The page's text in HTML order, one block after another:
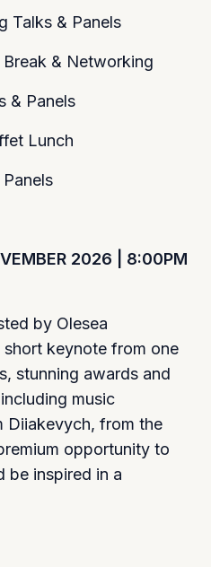
Talks & Panels
Break & Networking
& Panels
Lunch
2026 | 8:00PM
by Olesea
keynote from one
stunning awards and
music
Diiakevych, from the
opportunity to
be inspired in a